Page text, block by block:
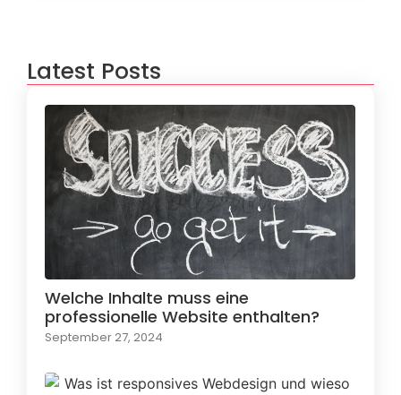
Latest Posts
Welche Inhalte muss eine
professionelle Website enthalten?
September 27, 2024